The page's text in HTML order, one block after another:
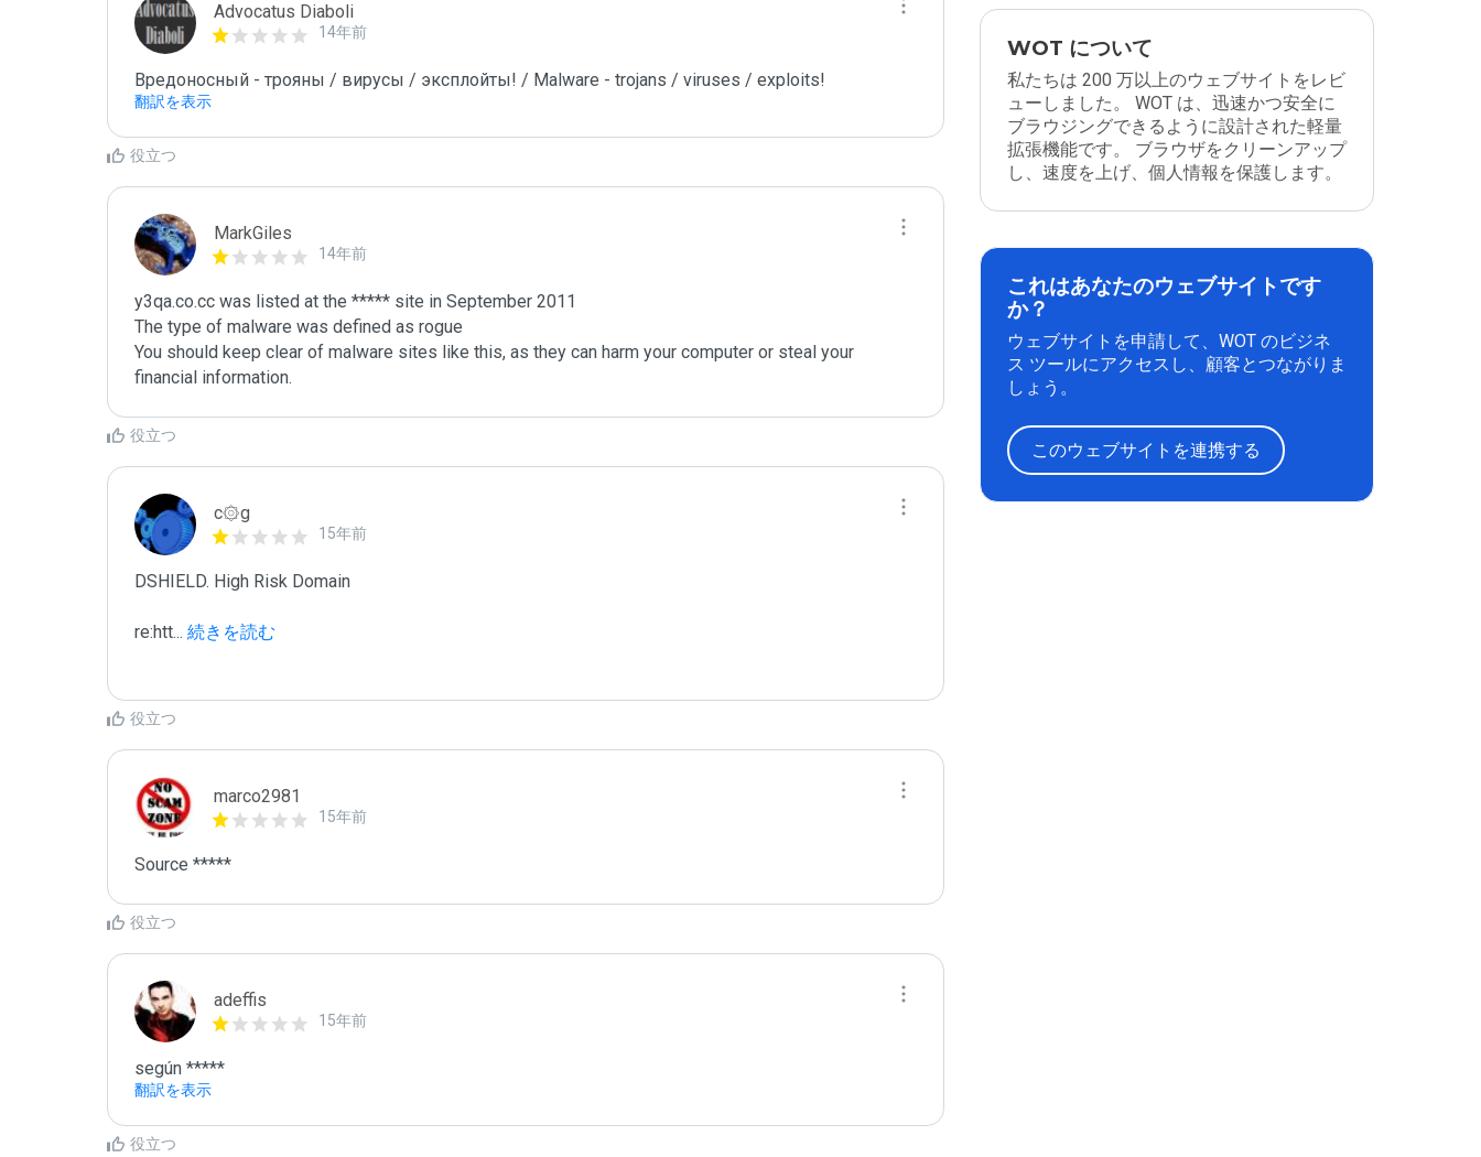
Advocatus Diaboli
14年前
Вредоносный - трояны / вирусы / эксплойты! / Malware - trojans / viruses / exploits!
翻訳を表示
役立つ
MarkGiles
14年前
y3qa.co.cc was listed at the ***** site in September 2011
The type of malware was defined as rogue
You should keep clear of malware sites like this, as they can harm your computer or steal your
役立つ
c۞g
15年前
DSHIELD. High Risk Domain
re:htt... 続きを読む
役立つ
marco2981
15年前
Source *****
役立つ
adeffis
15年前
según *****
翻訳を表示
役立つ
WOT について
私たちは 200 万以上のウェブサイトをレビ
ューしました。 WOT は、迅速かつ安全に
ブラウジングできるように設計された軽量
拡張機能です。 ブラウザをクリーンアップ
し、速度を上げ、個人情報を保護します。
これはあなたのウェブサイトです
か？
ウェブサイトを申請して、WOT のビジネ
ス ツールにアクセスし、顧客とつながりま
しょう。
このウェブサイトを連携する